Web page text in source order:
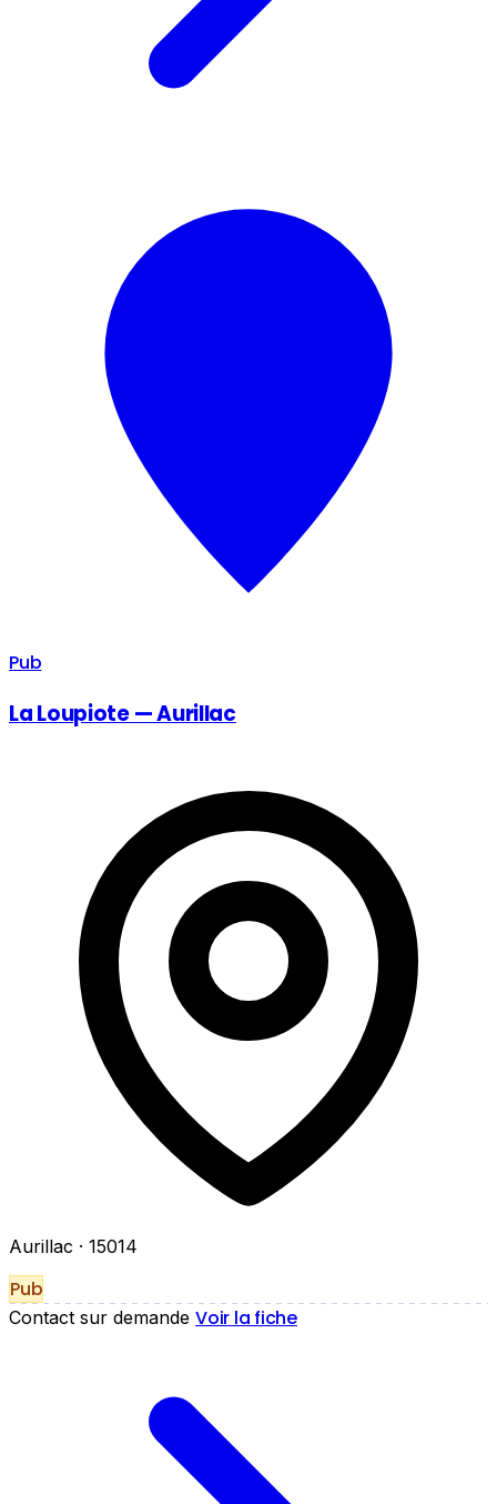
Pub
La Loupiote — Aurillac
Aurillac · 15014
Pub
Contact sur demande Voir la fiche